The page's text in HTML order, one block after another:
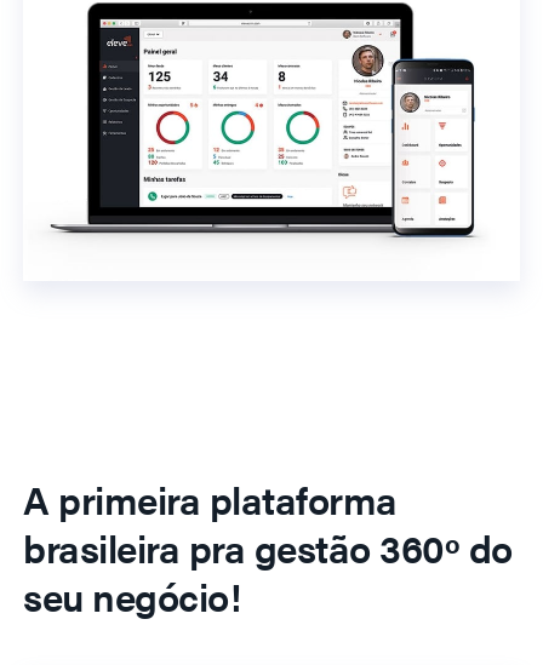
A primeira plataforma
brasileira pra gestão 360º do
seu negócio!